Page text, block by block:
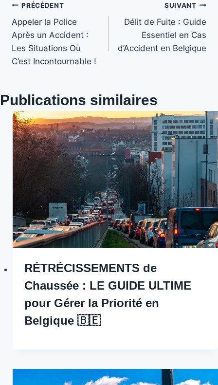
Navigation
de
l’article
PRÉCÉDENT
Appeler la Police
Après un Accident :
Les Situations Où
C’est Incontournable !
SUIVANT
Délit de Fuite : Guide
Essentiel en Cas
d’Accident en Belgique
Publications similaires
RÉTRÉCISSEMENTS de
Chaussée : LE GUIDE ULTIME
pour Gérer la Priorité en
Belgique 🇧🇪 ️